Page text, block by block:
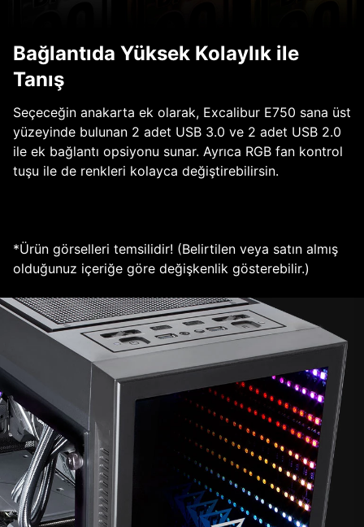
Bağlantıda Yüksek Kolaylık ile
Tanış
Seçeceğin anakarta ek olarak, Excalibur E750 sana üst
yüzeyinde bulunan 2 adet USB 3.0 ve 2 adet USB 2.0
ile ek bağlantı opsiyonu sunar. Ayrıca RGB fan kontrol
tuşu ile de renkleri kolayca değiştirebilirsin.
*Ürün görselleri temsilidir! (Belirtilen veya satın almış
olduğunuz içeriğe göre değişkenlik gösterebilir.)